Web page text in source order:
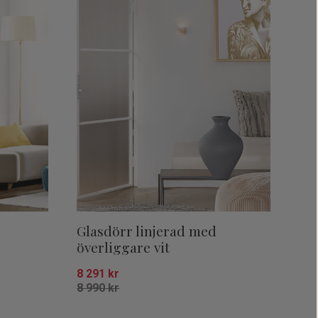
Lägg till i favoriter
Glasdörr linjerad med
överliggare vit
8 291 kr
8 990kr